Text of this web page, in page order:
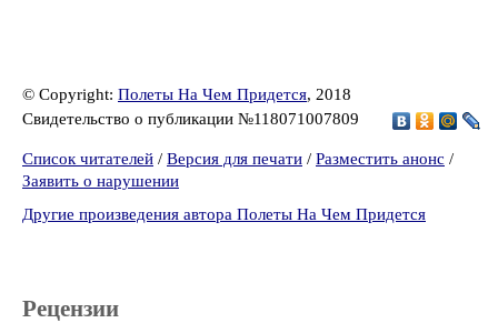
© Copyright: Полеты На Чем Придется, 2018
Свидетельство о публикации №118071007809
Список читателей / Версия для печати / Разместить анонс /
Заявить о нарушении
Другие произведения автора Полеты На Чем Придется
Рецензии